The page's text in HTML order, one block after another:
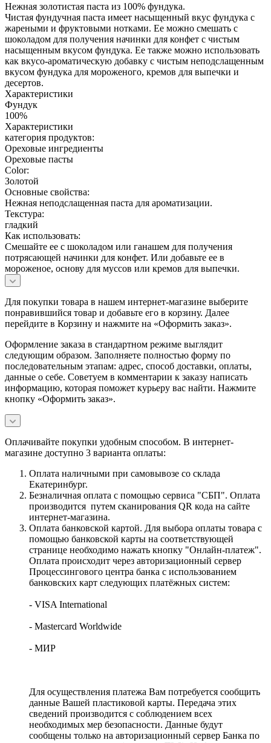
Нежная золотистая паста из 100% фундука.
Чистая фундучная паста имеет насыщенный вкус фундука с
жареными и фруктовыми нотками. Ее можно смешать с
шоколадом для получения начинки для конфет с чистым
насыщенным вкусом фундука. Ее также можно использовать
как вкусо-ароматическую добавку с чистым неподслащенным
вкусом фундука для мороженого, кремов для выпечки и
десертов.
Характеристики
Фундук
100%
Характеристики
категория продуктов:
Ореховые ингредиенты
Ореховые пасты
Color:
Золотой
Основные свойства:
Нежная неподслащенная паста для ароматизации.
Текстура:
гладкий
Как использовать:
Смешайте ее с шоколадом или ганашем для получения
потрясающей начинки для конфет. Или добавьте ее в
мороженое, основу для муссов или кремов для выпечки.
Для покупки товара в нашем интернет-магазине выберите
понравившийся товар и добавьте его в корзину. Далее
перейдите в Корзину и нажмите на «Оформить заказ».
Оформление заказа в стандартном режиме выглядит
следующим образом. Заполняете полностью форму по
последовательным этапам: адрес, способ доставки, оплаты,
данные о себе. Советуем в комментарии к заказу написать
информацию, которая поможет курьеру вас найти. Нажмите
кнопку «Оформить заказ».
Оплачивайте покупки удобным способом. В интернет-
магазине доступно 3 варианта оплаты:
Оплата наличными при самовывозе со склада
Екатеринбург.
Безналичная оплата с помощью сервиса "СБП". Оплата
производится путем сканирования QR кода на сайте
интернет-магазина.
Оплата банковской картой. Для выбора оплаты товара с
помощью банковской карты на соответствующей
странице необходимо нажать кнопку "Онлайн-платеж".
Оплата происходит через авторизационный сервер
Процессингового центра банка с использованием
банковских карт следующих платёжных систем:
- VISA International
- Mastercard Worldwide
- МИР
Для осуществления платежа Вам потребуется сообщить
данные Вашей пластиковой карты. Передача этих
сведений производится с соблюдением всех
необходимых мер безопасности. Данные будут
сообщены только на авторизационный сервер Банка по